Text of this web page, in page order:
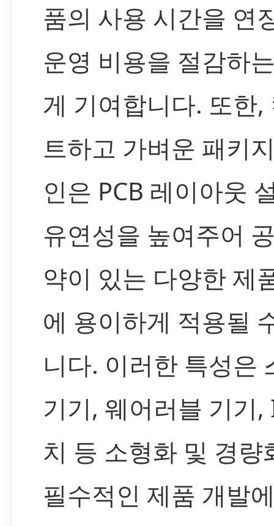
품의 사용 시간을 연
운영 비용을 절감하
게 기여합니다. 또한,
트하고 가벼운 패키
인은 PCB 레이아웃
유연성을 높여주어
약이 있는 다양한 제
에 용이하게 적용될
니다. 이러한 특성은
기기, 웨어러블 기기,
치 등 소형화 및 경량
필수적인 제품 개발